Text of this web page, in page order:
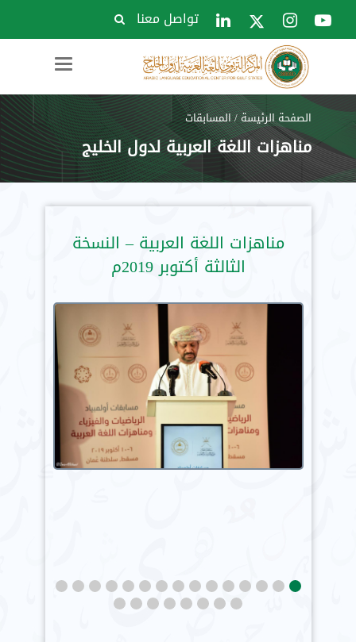
تواصل معنا
Toggle
الصفحة الرئيسة/المسابقات
مناهزات اللغة العربية لدول الخليج
مناهزات اللغة العربية – النسخة
الثالثة أكتوبر 2019م